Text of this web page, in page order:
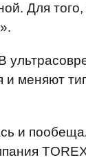
Для
меняют
и